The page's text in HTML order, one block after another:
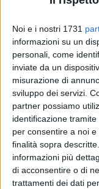
Noi e i nostri 1731
informazioni su un
personali, come
inviate da un
misurazione di
sviluppo dei servizi.
partner possiamo
identificazione
per consentire a noi
finalità sopra
informazioni più
di acconsentire o di
trattamenti dei dati
possibile pareggio
Lorenzo di Brindisi),
(Cristofaro di
spiega Simone -
assistente hanno
stiamo: episodi
pensare alla
fine della partita,
è scappato via negli
sporca. Non credo
stavolta andremo
Federazione un